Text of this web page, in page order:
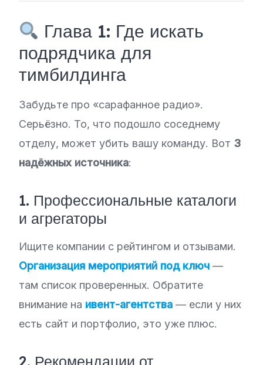
Глава 1: Где искать
подрядчика для
тимбилдинга
Забудьте про «сарафанное радио».
Серьёзно. То, что подошло соседнему
отделу, может убить вашу команду. Вот 3
надёжных источника:
1. Профессиональные каталоги
и агрегаторы
Ищите компании с рейтингом и отзывами.
Организация мероприятий под ключ —
там список проверенных. Обратите
внимание на ивент-агентства — если у них
есть сайт и портфолио, это уже плюс.
2. Рекомендации от